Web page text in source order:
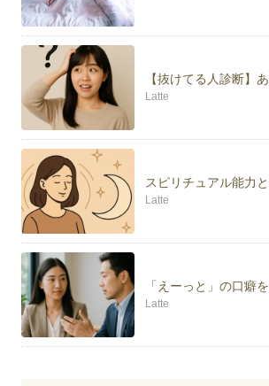
【抜けてる人診断】
Latte
スピリチュアル能力
Latte
「えーっと」の口癖
Latte